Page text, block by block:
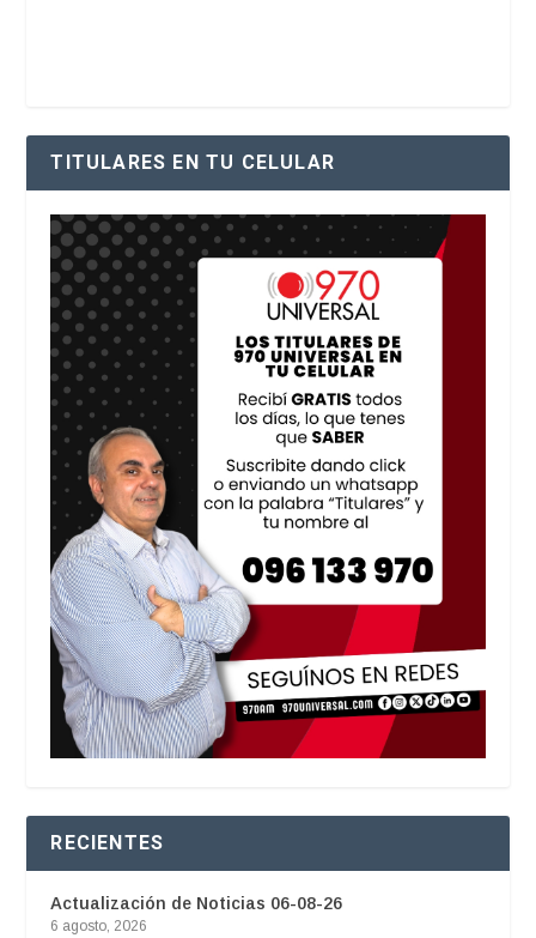
TITULARES EN TU CELULAR
RECIENTES
Actualización de Noticias 06-08-26
6 agosto, 2026